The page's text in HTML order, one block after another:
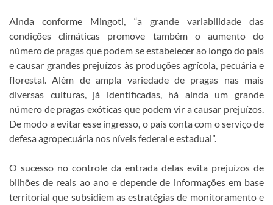
Ainda conforme Mingoti, “a grande variabilidade das
condições climáticas promove também o aumento do
número de pragas que podem se estabelecer ao longo do país
e causar grandes prejuízos às produções agrícola, pecuária e
florestal. Além de ampla variedade de pragas nas mais
diversas culturas, já identificadas, há ainda um grande
número de pragas exóticas que podem vir a causar prejuízos.
De modo a evitar esse ingresso, o país conta com o serviço de
defesa agropecuária nos níveis federal e estadual”.
O sucesso no controle da entrada delas evita prejuízos de
bilhões de reais ao ano e depende de informações em base
territorial que subsidiem as estratégias de monitoramento e